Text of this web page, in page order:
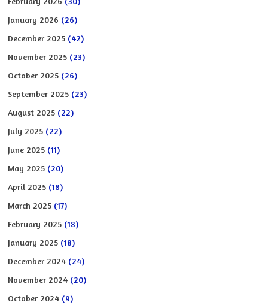
January 2026 (26)
December 2025 (42)
November 2025 (23)
October 2025 (26)
September 2025 (23)
August 2025 (22)
July 2025 (22)
June 2025 (11)
May 2025 (20)
April 2025 (18)
March 2025 (17)
February 2025 (18)
January 2025 (18)
December 2024 (24)
November 2024 (20)
October 2024 (9)